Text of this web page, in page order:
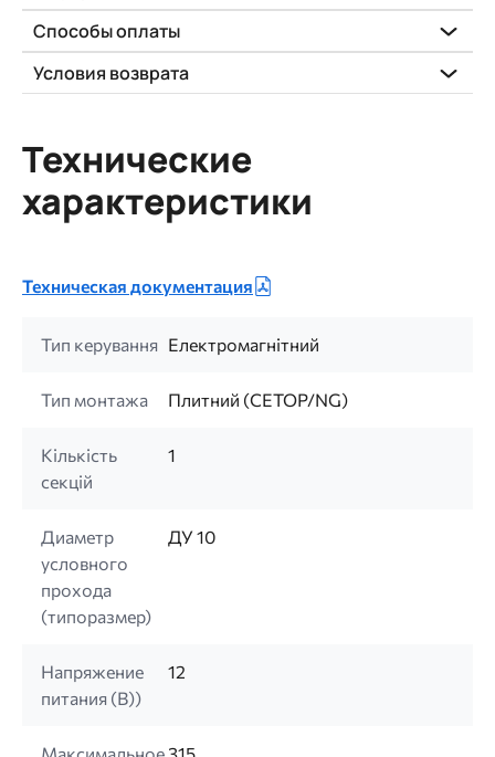
Способы оплаты
Условия возврата
Технические
характеристики
Техническая документация
Тип керування Електромагнітний
Тип монтажа Плитний (CETOP/NG)
Кількість
секцій
1
Диаметр
условного
прохода
(типоразмер)
ДУ 10
Напряжение
питания (B))
12